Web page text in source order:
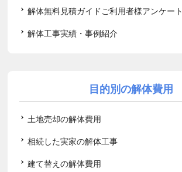
解体無料見積ガイドご利用者様アンケート
解体工事実績・事例紹介
目的別の解体費用
土地売却の解体費用
相続した実家の解体工事
建て替えの解体費用